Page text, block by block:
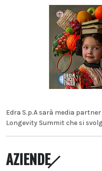
Edra S.p.A sarà media
Longevity Summit che si
AZIENDE